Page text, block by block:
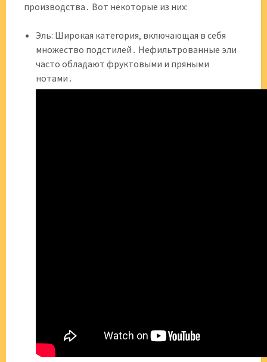
производства․ Вот некоторые из них:
Эль: Широкая категория‚ включающая в себя
множество подстилей․ Нефильтрованные эли
часто обладают фруктовыми и пряными
нотами․